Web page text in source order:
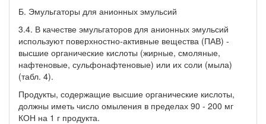
Б. Эмульгаторы для анионных эмульсий
3.4. В качестве эмульгаторов для анионных эмульсий
используют поверхностно-активные вещества (ПАВ) -
высшие органические кислоты (жирные, смоляные,
нафтеновые, сульфонафтеновые) или их соли (мыла)
(табл. 4).
Продукты, содержащие высшие органические кислоты,
должны иметь число омыления в пределах 90 - 200 мг
КОН на 1 г продукта.